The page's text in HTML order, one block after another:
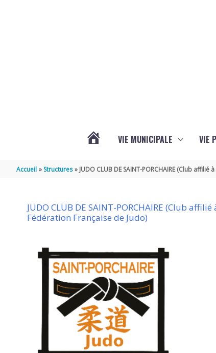
VIE MUNICIPALE VIE
Accueil Structures JUDO CLUB DE SAINT-PORCHAIRE (Club
JUDO CLUB DE SAINT-PORCHAIRE (Club affilié
Fédération Française de Judo)